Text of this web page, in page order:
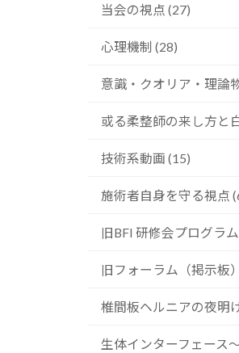
当会の視点 (27)
心理機制 (28)
意識・クオリア・理論
或る柔整師の来し方と
技術系動画 (15)
施術者自身を守る視点
旧BFI 研修会プログラ
旧フォーラム（掲示板
椎間板ヘルニアの夜明
生体インターフェース